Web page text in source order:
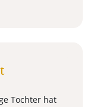
Tochter hat